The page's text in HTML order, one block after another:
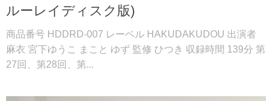
ルーレイディスク版)
商品番号 HDDRD-007 レーベル HAKUDAKUDOU 出演者
麻衣 宮下ゆうこ まこと ゆず 監修 ひつき 収録時間 139分 第
27回、第28回、第...